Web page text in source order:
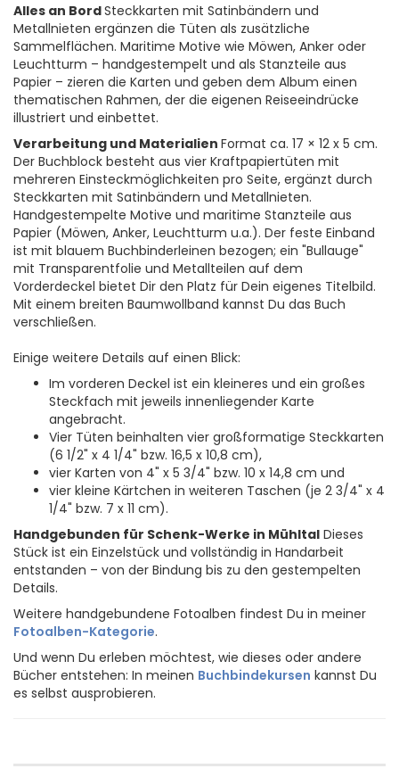
Alles an BordSteckkarten mit Satinbändern und
Metallnieten ergänzen die Tüten als zusätzliche
Sammelflächen. Maritime Motive wie Möwen, Anker oder
Leuchtturm – handgestempelt und als Stanzteile aus
Papier – zieren die Karten und geben dem Album einen
thematischen Rahmen, der die eigenen Reiseeindrücke
illustriert und einbettet.
Verarbeitung und Materialien Format ca. 17 × 12 x 5 cm.
Der Buchblock besteht aus vier Kraftpapiertüten mit
mehreren Einsteckmöglichkeiten pro Seite, ergänzt durch
Steckkarten mit Satinbändern und Metallnieten.
Handgestempelte Motive und maritime Stanzteile aus
Papier (Möwen, Anker, Leuchtturm u.a.). Der feste Einband
ist mit blauem Buchbinderleinen bezogen; ein "Bullauge"
mit Transparentfolie und Metallteilen auf dem
Vorderdeckel bietet Dir den Platz für Dein eigenes Titelbild.
Mit einem breiten Baumwollband kannst Du das Buch
verschließen.
Einige weitere Details auf einen Blick:
Im vorderen Deckel ist ein kleineres und ein großes
Steckfach mit jeweils innenliegender Karte
angebracht.
Vier Tüten beinhalten vier großformatige Steckkarten
(6 1/2" x 4 1/4" bzw. 16,5 x 10,8 cm),
vier Karten von 4" x 5 3/4" bzw. 10 x 14,8 cm und
vier kleine Kärtchen in weiteren Taschen (je 2 3/4" x 4
1/4" bzw. 7 x 11 cm).
Handgebunden für Schenk-Werke in Mühltal Dieses
Stück ist ein Einzelstück und vollständig in Handarbeit
entstanden – von der Bindung bis zu den gestempelten
Details.
Weitere handgebundene Fotoalben findest Du in meiner
Fotoalben-Kategorie.
Und wenn Du erleben möchtest, wie dieses oder andere
Bücher entstehen: In meinen Buchbindekursen kannst Du
es selbst ausprobieren.